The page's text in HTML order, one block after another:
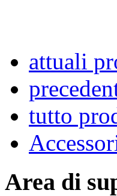
attuali
tutto
Area di